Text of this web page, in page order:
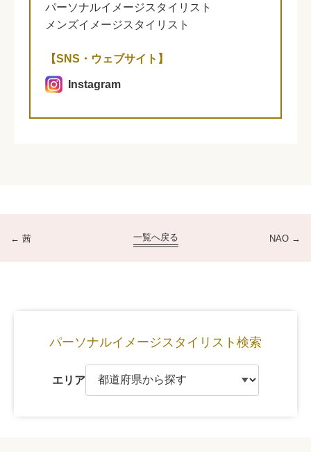
パーソナルイメージスタイリスト
メンズイメージスタイリスト
【SNS・ウェブサイト】
Instagram
茜 一覧へ戻る NAO
パーソナルイメージスタイリスト検索
エリア